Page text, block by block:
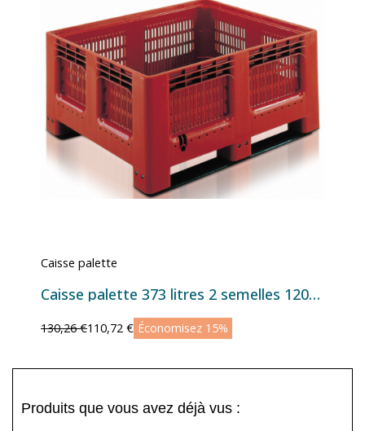
Caisse palette
Caisse palette 373 litres 2 semelles 1200x1000 mm
130,26 €110,72 € Économisez 15%
Produits que vous avez déjà vus :